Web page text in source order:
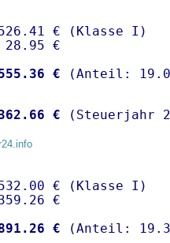
€ (Klasse I)
€
€
€ (Steuerjahr
€ (Klasse I)
€
€